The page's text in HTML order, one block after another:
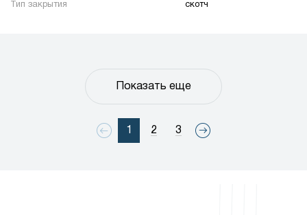
Тип закрытия скотч
1 2 3
Показать еще